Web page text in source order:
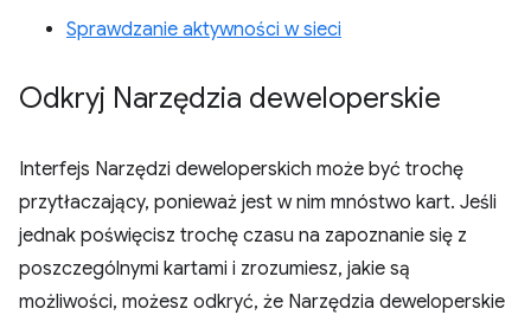
Sprawdzanie aktywności w sieci
Odkryj Narzędzia deweloperskie
Interfejs Narzędzi deweloperskich może być trochę
przytłaczający, ponieważ jest w nim mnóstwo kart. Jeśli
jednak poświęcisz trochę czasu na zapoznanie się z
poszczególnymi kartami i zrozumiesz, jakie są
możliwości, możesz odkryć, że Narzędzia deweloperskie